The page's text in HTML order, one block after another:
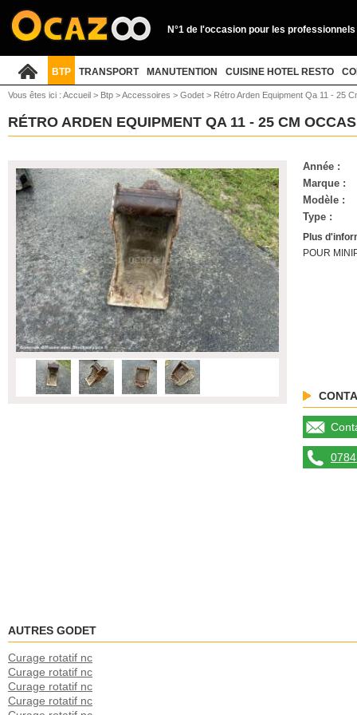
N°1 de l'occasion pour les professionnels
BTP TRANSPORT MANUTENTION CUISINE HOTEL RESTO
Vous êtes ici : Accueil > Btp >Accessoires > Godet > Rétro Arden Equipment Qa 11 - 25
RÉTRO ARDEN EQUIPMENT QA 11 - 25 CM
Année :
Marque :
Modèle :
Type :
Plus
POUR
AUTRES GODET
Curage rotatif nc
Curage rotatif nc
Curage rotatif nc
Curage rotatif nc